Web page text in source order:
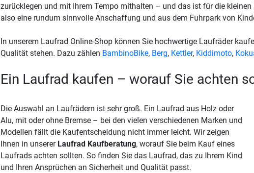
zurücklegen und mit Ihrem Tempo mithalten – und das ist für die
also eine rundum sinnvolle Anschaffung und aus dem Fuhrpark von
In unserem Laufrad Online-Shop können Sie hochwertige Laufräder
Qualität stehen. Dazu zählen BambinoBike, Berg, Kettler, Kiddimoto,
Ein Laufrad kaufen – worauf Sie achten
Die Auswahl an Laufrädern ist sehr groß. Ein Laufrad aus Holz oder
Alu, mit oder ohne Bremse – bei den vielen verschiedenen Marken und
Modellen fällt die Kaufentscheidung nicht immer leicht. Wir zeigen
Ihnen in unserer Laufrad Kaufberatung, worauf Sie beim Kauf eines
Laufrads achten sollten. So finden Sie das Laufrad, das zu Ihrem Kind
und Ihren Ansprüchen an Sicherheit und Qualität passt.